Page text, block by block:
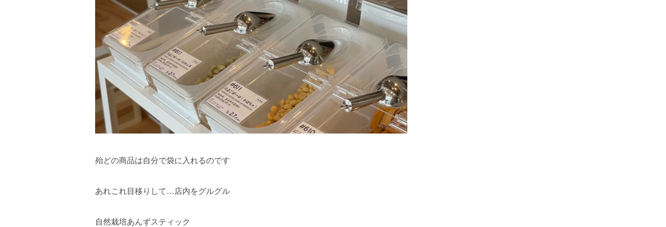
殆どの商品は自分で袋に入れるのです
あれこれ目移りして…店内をグルグル
自然栽培あんずスティック